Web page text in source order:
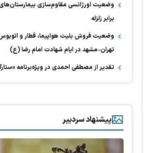
وضعیت اورژانسی مقاوم‌سازی
برابر زلزله
وضعیت فروش بلیت هواپیما، قطار و
تهران–مشهد در ایام شهادت امام رضا (ع)
تقدیر از مصطفی احمدی در ویژه‌برنامه
پیشنهاد سردبیر